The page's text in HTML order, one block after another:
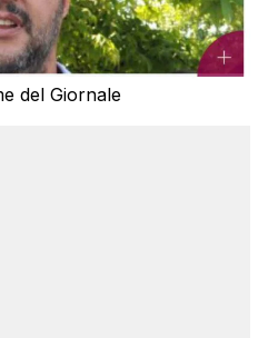
del Giornale